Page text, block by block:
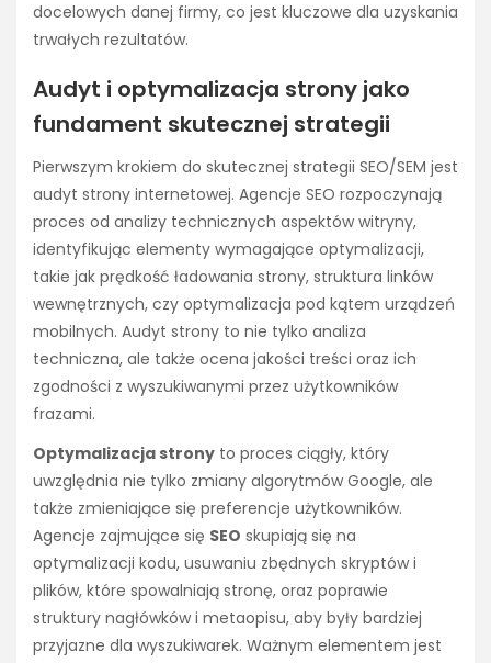
docelowych danej firmy, co jest kluczowe dla uzyskania
trwałych rezultatów.
Audyt i optymalizacja strony jako
fundament skutecznej strategii
Pierwszym krokiem do skutecznej strategii SEO/SEM jest
audyt strony internetowej. Agencje SEO rozpoczynają
proces od analizy technicznych aspektów witryny,
identyfikując elementy wymagające optymalizacji,
takie jak prędkość ładowania strony, struktura linków
wewnętrznych, czy optymalizacja pod kątem urządzeń
mobilnych. Audyt strony to nie tylko analiza
techniczna, ale także ocena jakości treści oraz ich
zgodności z wyszukiwanymi przez użytkowników
frazami.
Optymalizacja strony to proces ciągły, który
uwzględnia nie tylko zmiany algorytmów Google, ale
także zmieniające się preferencje użytkowników.
Agencje zajmujące się SEO skupiają się na
optymalizacji kodu, usuwaniu zbędnych skryptów i
plików, które spowalniają stronę, oraz poprawie
struktury nagłówków i metaopisu, aby były bardziej
przyjazne dla wyszukiwarek. Ważnym elementem jest